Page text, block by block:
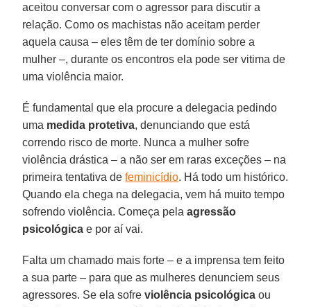
aceitou conversar com o agressor para discutir a
relação. Como os machistas não aceitam perder
aquela causa – eles têm de ter domínio sobre a
mulher –, durante os encontros ela pode ser vitima de
uma violência maior.
É fundamental que ela procure a delegacia pedindo
uma medida protetiva, denunciando que está
correndo risco de morte. Nunca a mulher sofre
violência drástica – a não ser em raras exceções – na
primeira tentativa defeminicídio. Há todo um histórico.
Quando ela chega na delegacia, vem há muito tempo
sofrendo violência. Começa pelaagressão
psicológica e por aí vai.
Falta um chamado mais forte – e a imprensa tem feito
a sua parte – para que as mulheres denunciem seus
agressores. Se ela sofreviolência psicológica ou